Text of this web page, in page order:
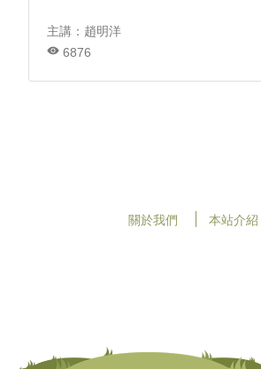
主講：趙明洋
6876
關於我們 本站介紹